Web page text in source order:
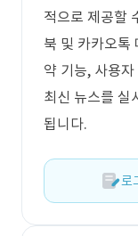
적으로 제공할
북 및 카카오톡
약 기능, 사용
최신 뉴스를 실
됩니다.
로